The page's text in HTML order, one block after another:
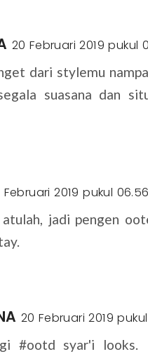
20 Februari 2019 pukul
dari stylemu
suasana dan
Februari 2019 pukul
jadi pengen
20 Februari 2019
#ootd syar'i looks.